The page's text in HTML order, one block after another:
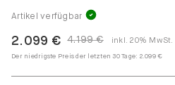
Artikel verfügbar
4.199 €
2.099 € inkl. 20% MwSt.
Der niedrigste Preis der letzten 30 Tage: 2.099 €